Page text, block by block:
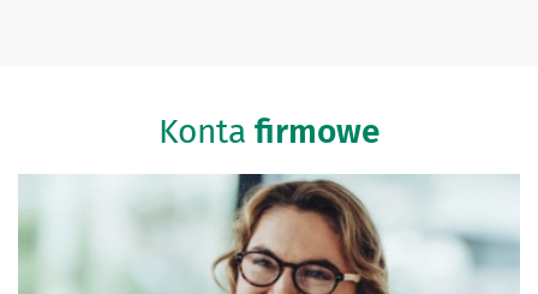
Konta firmowe